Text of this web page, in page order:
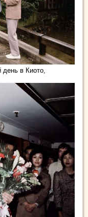
день в Киото,